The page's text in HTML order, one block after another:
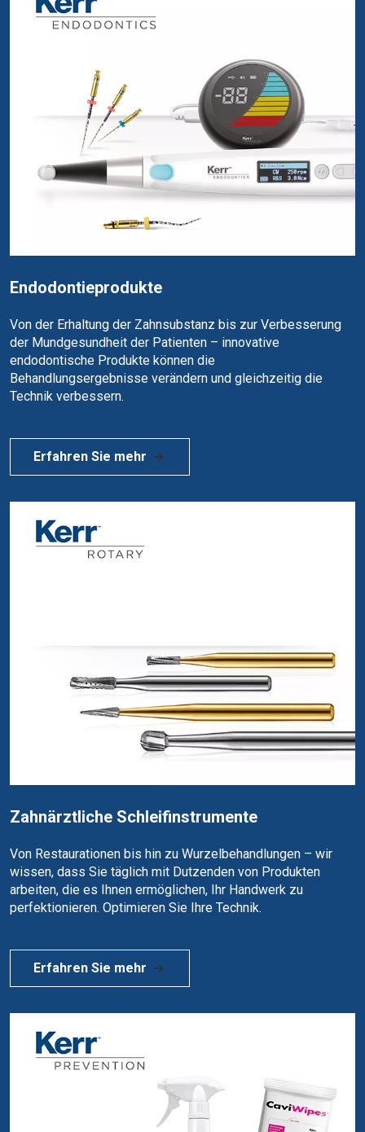
Endodontieprodukte
Von der Erhaltung der Zahnsubstanz bis zur Verbesserung
der Mundgesundheit der Patienten – innovative
endodontische Produkte können die
Behandlungsergebnisse verändern und gleichzeitig die
Technik verbessern.
Erfahren Sie mehr
Zahnärztliche Schleifinstrumente
Von Restaurationen bis hin zu Wurzelbehandlungen – wir
wissen, dass Sie täglich mit Dutzenden von Produkten
arbeiten, die es Ihnen ermöglichen, Ihr Handwerk zu
perfektionieren. Optimieren Sie Ihre Technik.
Erfahren Sie mehr